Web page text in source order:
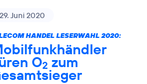
29. Juni 2020
HANDEL LESERWAHL 2020:
O2 zum